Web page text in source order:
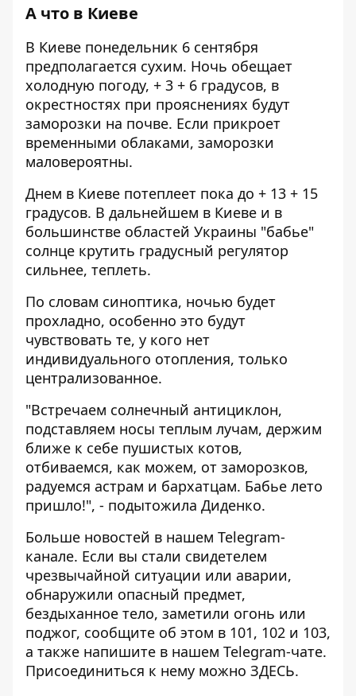
А что в Киеве
В Киеве понедельник 6 сентября
предполагается сухим. Ночь обещает
холодную погоду, + 3 + 6 градусов, в
окрестностях при прояснениях будут
заморозки на почве. Если прикроет
временными облаками, заморозки
маловероятны.
Днем в Киеве потеплеет пока до + 13 + 15
градусов. В дальнейшем в Киеве и в
большинстве областей Украины "бабье"
солнце крутить градусный регулятор
сильнее, теплеть.
По словам синоптика, ночью будет
прохладно, особенно это будут
чувствовать те, у кого нет
индивидуального отопления, только
централизованное.
"Встречаем солнечный антициклон,
подставляем носы теплым лучам, держим
ближе к себе пушистых котов,
отбиваемся, как можем, от заморозков,
радуемся астрам и бархатцам. Бабье лето
пришло!", - подытожила Диденко.
Больше новостей в нашем Telegram-
канале. Если вы стали свидетелем
чрезвычайной ситуации или аварии,
обнаружили опасный предмет,
бездыханное тело, заметили огонь или
поджог, сообщите об этом в 101, 102 и 103,
а также напишите в нашем Telegram-чате.
Присоединиться к нему можно ЗДЕСЬ.